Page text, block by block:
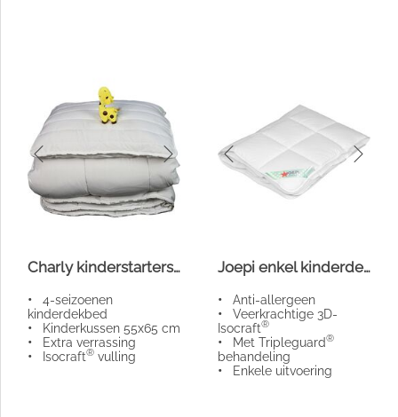
Charly kinderstartersset
• 4-seizoenen
kinderdekbed
• Kinderkussen 55x65 cm
• Extra verrassing
• Isocraft® vulling
Joepi enkel kinderdekbed
• Anti-allergeen
• Veerkrachtige 3D-
Isocraft®
• Met Tripleguard®
behandeling
• Enkele uitvoering